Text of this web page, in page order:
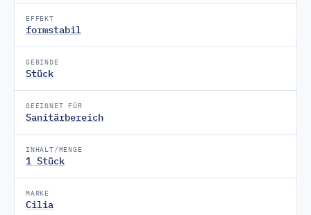
EFFEKT
formstabil
GEBINDE
Stück
GEEIGNET FÜR
Sanitärbereich
INHALT/MENGE
1 Stück
MARKE
Cilia